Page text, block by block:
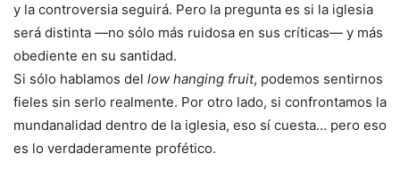
y la controversia seguirá. Pero la pregunta es si la iglesia
será distinta —no sólo más ruidosa en sus críticas— y más
obediente en su santidad.
Si sólo hablamos del low hanging fruit, podemos sentirnos
fieles sin serlo realmente. Por otro lado, si confrontamos la
mundanalidad dentro de la iglesia, eso sí cuesta… pero eso
es lo verdaderamente profético.